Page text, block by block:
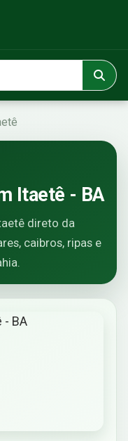
Itaetê - BA
direto da
caibros, ripas e